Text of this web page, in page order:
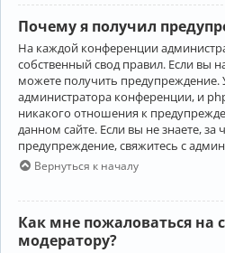
Почему я получил
На каждой конференции
собственный свод правил. Если вы
можете получить предупреждение.
администратора конференции, и
никакого отношения к
данном сайте. Если вы не знаете, за
предупреждение, свяжитесь с
Вернуться к началу
Как мне пожаловаться на
модератору?